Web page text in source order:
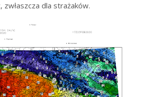
zwłaszcza dla strażaków.